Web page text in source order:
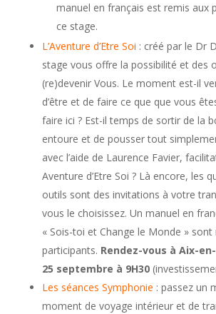
manuel en français est remis aux
ce stage.
L’Aventure d’Etre Soi : créé par le Dr
stage vous offre la possibilité et des
(re)devenir Vous. Le moment est-il
d’être et de faire ce que que vous
faire ici ? Est-il temps de sortir de la
entoure et de pousser tout
avec l’aide de Laurence Favier,
Aventure d’Etre Soi ? Là encore, les
outils sont des invitations à votre
vous le choisissez. Un manuel en
« Sois-toi et Change le Monde » sont
participants. Rendez-vous à Aix-
25 septembre à 9H30
Les séances Symphonie : passez un
moment de voyage intérieur et de